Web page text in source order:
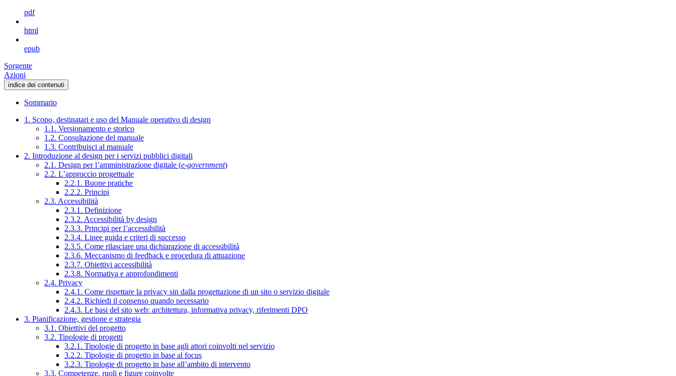
pdf
html
epub
Sorgente
Azioni
indice dei contenuti
Sommario
1. Scopo, destinatari e uso del Manuale operativo di design
1.1. Versionamento e storico
1.2. Consultazione del manuale
1.3. Contribuisci al manuale
2. Introduzione al design per i servizi pubblici digitali
2.1. Design per l’amministrazione digitale (e-government)
2.2. L’approccio progettuale
2.2.1. Buone pratiche
2.2.2. Principi
2.3. Accessibilità
2.3.1. Definizione
2.3.2. Accessibilità by design
2.3.3. Principi per l’accessibilità
2.3.4. Linee guida e criteri di successo
2.3.5. Come rilasciare una dichiarazione di accessibilità
2.3.6. Meccanismo di feedback e procedura di attuazione
2.3.7. Obiettivi accessibilità
2.3.8. Normativa e approfondimenti
2.4. Privacy
2.4.1. Come rispettare la privacy sin dalla progettazione di un sito o servizio digitale
2.4.2. Richiedi il consenso quando necessario
2.4.3. Le basi del sito web: architettura, informativa privacy, riferimenti DPO
3. Pianificazione, gestione e strategia
3.1. Obiettivi del progetto
3.2. Tipologie di progetti
3.2.1. Tipologie di progetto in base agli attori coinvolti nel servizio
3.2.2. Tipologie di progetto in base al focus
3.2.3. Tipologie di progetto in base all’ambito di intervento
3.3. Competenze, ruoli e figure coinvolte